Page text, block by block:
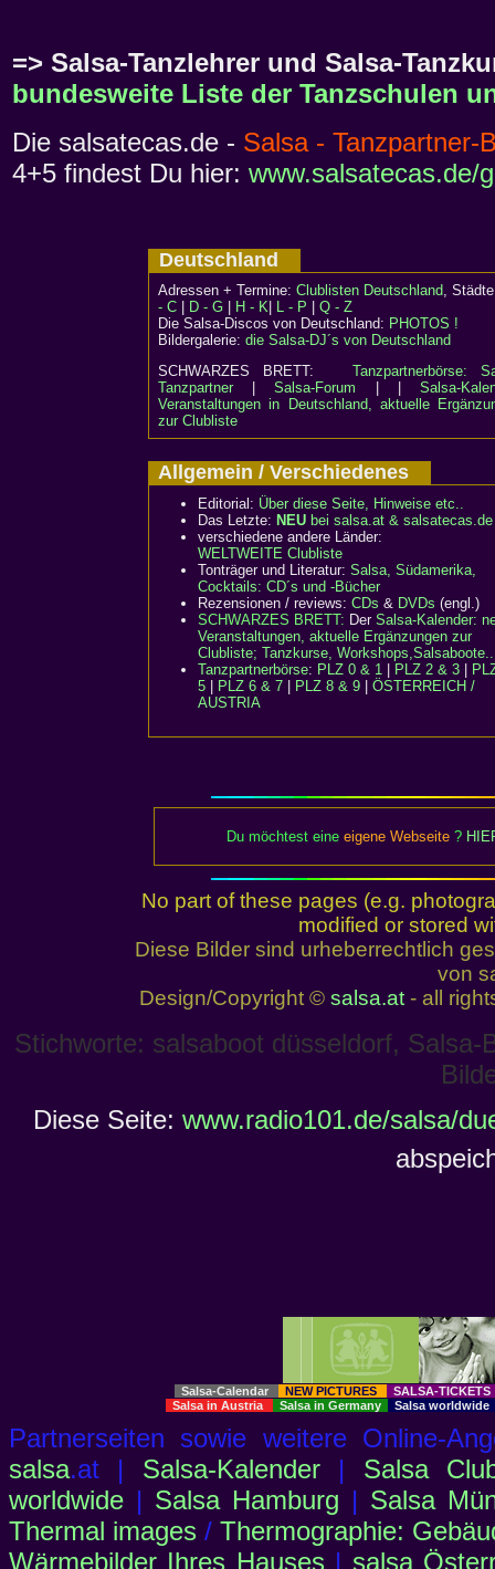
=> Salsa-Tanzlehrer und Salsa-
bundesweite Liste der Tanzschulen
Die salsatecas.de - Salsa - Tanzpartner-
4+5 findest Du hier: www.salsatecas.de/
Deutschland
Adressen + Termine: Clublisten Deutschland,
- C
D - G H - K L - P
Q - Z
Die Salsa-Discos von Deutschland: PHOTOS !
Bildergalerie: die Salsa-DJ´s von Deutschland
SCHWARZES BRETT:Tanzpartnerbörse:
Tanzpartner|Salsa-Forum | |Salsa-
Veranstaltungen in Deutschland, aktuelle
zur Clubliste
Allgemein / Verschiedenes
Editorial: Über diese Seite, Hinweise etc..
Das Letzte: NEU bei salsa.at & salsatecas.de
verschiedene andere Länder:
WELTWEITE Clubliste
Tonträger und Literatur: Salsa, Südamerika,
Cocktails: CD´s und -Bücher
Rezensionen / reviews: CDs & DVDs (engl.)
SCHWARZES BRETT: Der Salsa-Kalender:
Veranstaltungen, aktuelle Ergänzungen zur
Clubliste; Tanzkurse,
Tanzpartnerbörse: PLZ 0 & 1 PLZ 2 & 3
5
PLZ 6 & 7 PLZ 8 & 9
ÖSTERREICH /
AUSTRIA
Du möchtest eine eigene Webseite ?
No part of these pages (e.g.
modified or stored
Diese Bilder sind urheberrechtlich
von
Design/Copyright © salsa.at- all
Stichworte: salsaboot düsseldorf,
Diese Seite: www.radio101.de/salsa/
Salsa-Calendar NEW PICTURES
SALSA-
Salsa in Austria
Salsa in Germany Salsa worldwide
Partnerseiten sowie weitere Online-
salsa.at | Salsa-Kalender| Salsa
worldwide | Salsa Hamburg | Salsa
Thermal images / Thermographie:
Wärmebilder Ihres Hauses| salsa